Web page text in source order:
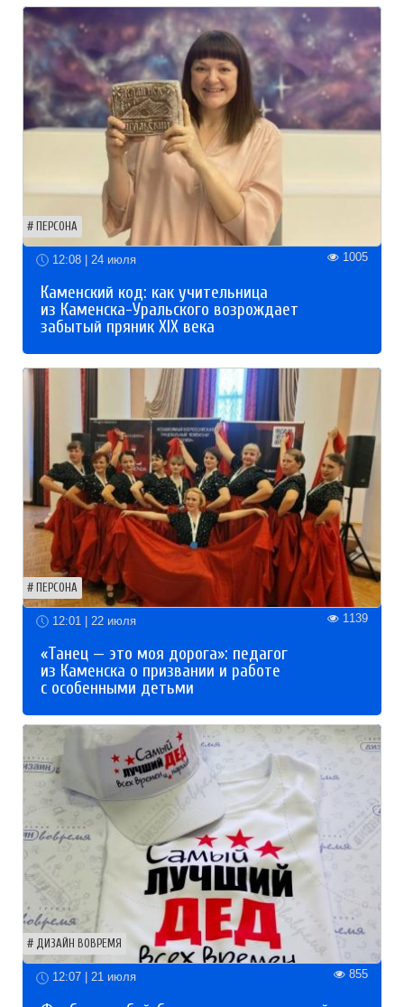
ПЕРСОНА
12:08 | 24 июля 1005
Каменский код: как учительница
из Каменска-Уральского возрождает
забытый пряник XIX века
ПЕРСОНА
12:01 | 22 июля 1139
«Танец — это моя дорога»: педагог
из Каменска о призвании и работе
с особенными детьми
ДИЗАЙН ВОВРЕМЯ
12:07 | 21 июля 855